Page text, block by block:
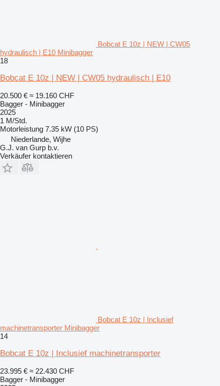
Bobcat E 10z | NEW | CW05
hydraulisch | E10 Minibagger
18
Bobcat E 10z | NEW | CW05 hydraulisch | E10
20.500 € ≈ 19.160 CHF
Bagger - Minibagger
2025
1 M/Std.
Motorleistung 7.35 kW (10 PS)
Niederlande, Wijhe
G.J. van Gurp b.v.
Verkäufer kontaktieren
Bobcat E 10z | Inclusief
machinetransporter Minibagger
14
Bobcat E 10z | Inclusief machinetransporter
23.995 € ≈ 22.430 CHF
Bagger - Minibagger